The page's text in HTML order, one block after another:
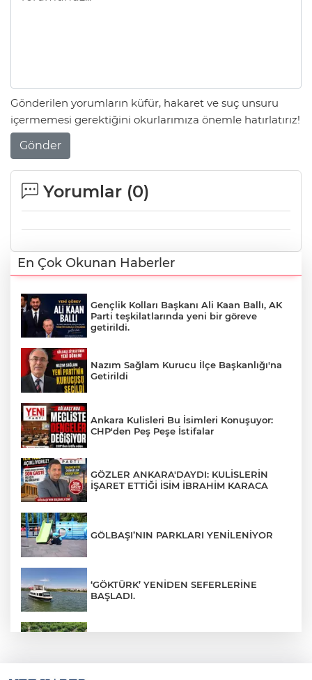
Gönderilen yorumların küfür, hakaret ve suç unsuru
içermemesi gerektiğini okurlarımıza önemle hatırlatırız!
Gönder
Yorumlar (0)
En Çok Okunan Haberler
Gençlik Kolları Başkanı Ali Kaan Ballı, AK
Parti teşkilatlarında yeni bir göreve
getirildi.
Nazım Sağlam Kurucu İlçe Başkanlığı'na
Getirildi
Ankara Kulisleri Bu İsimleri Konuşuyor:
CHP'den Peş Peşe İstifalar
GÖZLER ANKARA'DAYDI: KULİSLERİN
İŞARET ETTİĞİ İSİM İBRAHİM KARACA
GÖLBAŞI’NIN PARKLARI YENİLENİYOR
‘GÖKTÜRK’ YENİDEN SEFERLERİNE
BAŞLADI.